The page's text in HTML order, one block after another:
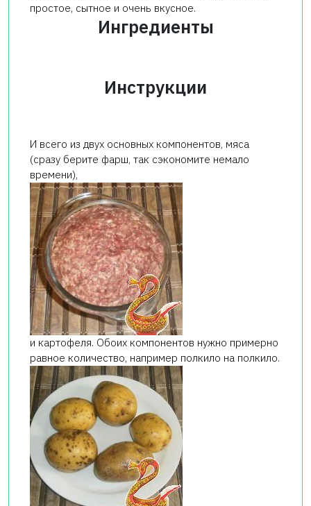
простое, сытное и очень вкусное.
Ингредиенты
Инструкции
И всего из двух основных компонентов, мяса
(сразу берите фарш, так сэкономите немало
времени),
и картофеля. Обоих компонентов нужно примерно
равное количество, например полкило на полкило.